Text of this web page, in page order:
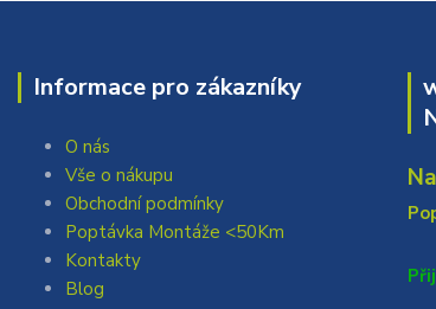
Informace pro zákazníky
O nás
Vše o nákupu
Obchodní podmínky
Poptávka Montáže <50Km
Kontakty
Blog